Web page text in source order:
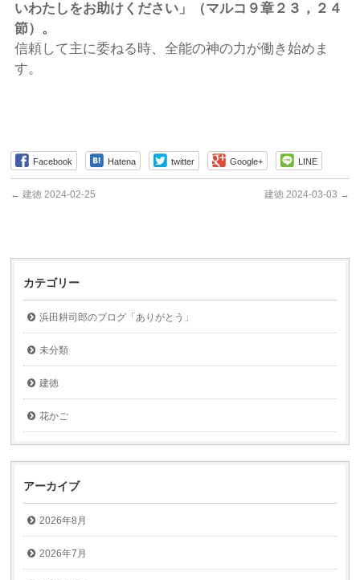
いわたしをお助けください」（マルコ９章２３，２４
節）。
信頼して主に委ねる時、全能の神の力が働き始めま
す。
Facebook Hatena twitter Google+ LINE
← 建徳 2024-02-25 建徳 2024-03-03 →
カテゴリー
浜田耕司郎のブログ「ありがとう」
未分類
建徳
花かご
アーカイブ
2026年8月
2026年7月